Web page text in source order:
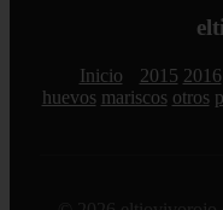
Inicio 2015 2016
huevos mariscos otros